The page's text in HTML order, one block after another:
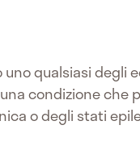
qualsiasi
condizione
o degli stati